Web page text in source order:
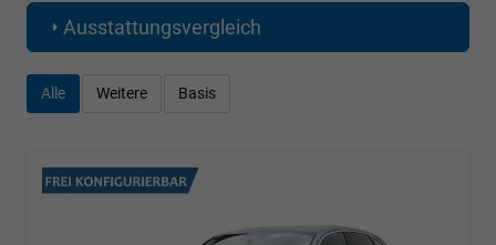
Ausstattungsvergleich
Alle Weitere Basis